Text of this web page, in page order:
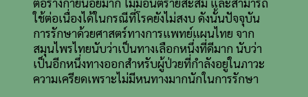
ใช้ต่อเนื่องได้ในกรณีที่โรคยังไม่สงบ ดังนั้นปัจจุบัน
การรักษาด้วยศาสตร์ทางการแพทย์แผนไทย จาก
สมุนไพรไทยนับว่าเป็นทางเลือกหนึ่งที่ดีมาก นับว่า
เป็นอีกหนึ่งทางออกสำหรับผู้ป่วยที่กำลังอยู่ในภาวะ
ความเครียดเพราะไม่มีหนทางมากนักในการรักษา